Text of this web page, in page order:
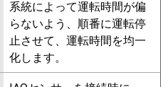
系統によって運転時間が偏
らないよう、順番に運転停
止させて、運転時間を均一
化します。